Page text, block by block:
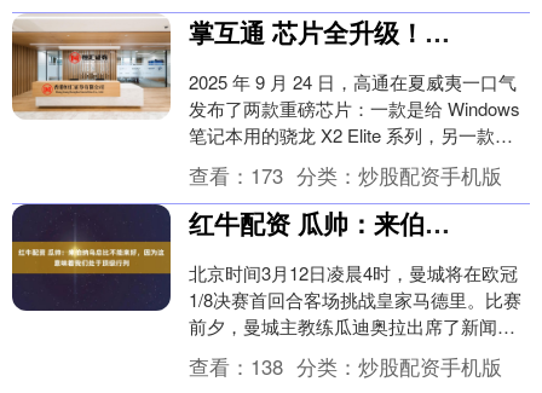
掌互通 芯片全升级！高通发布骁龙X2 Elite系列与第五代骁龙8至尊版
2025 年 9 月 24 日，高通在夏威夷一口气
发布了两款重磅芯片：一款是给 Windows
笔记本用的骁龙 X2 Elite 系列，另一款是
给旗舰手机用的第....
查看： 173 分类： 炒股配资手机版
红牛配资 瓜帅：来伯纳乌总比不能来好，因为这意味着我们处于顶级行列
北京时间3月12日凌晨4时，曼城将在欧冠
1/8决赛首回合客场挑战皇家马德里。比赛
前夕，曼城主教练瓜迪奥拉出席了新闻发
布会，本文为新闻发布会的上半部分。 佩
普，你....
查看： 138 分类： 炒股配资手机版